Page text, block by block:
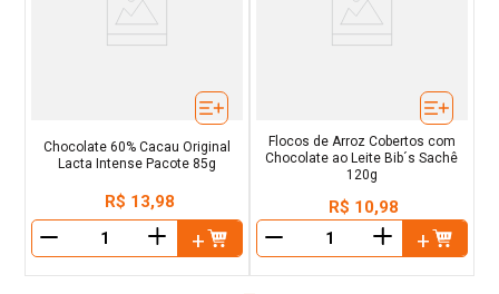
Chocolate 60% Cacau Original
Lacta Intense Pacote 85g
R$ 13,98
＋
Flocos de Arroz Cobertos com
Chocolate ao Leite Bib´s Sachê
120g
R$ 10,98
＋